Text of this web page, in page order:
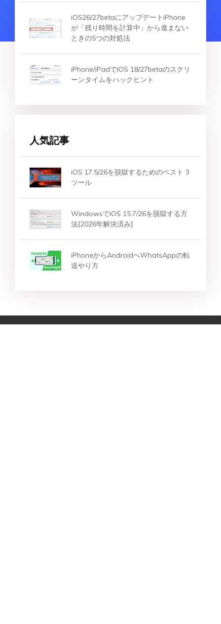
iOS26/27betaにアップデートiPhone
が「残り時間を計算中」から進まない
ときの5つの対処法
iPhone/iPadでiOS 18/27betaのスクリ
ーンタイムをハックヒント
人気記事
iOS 17.5/26を脱獄するためのベスト 3
ツール
WindowsでiOS 15.7/26を脱獄する方
法[2026年解決済み]
iPhoneからAndroidへWhatsAppの転
送やり方